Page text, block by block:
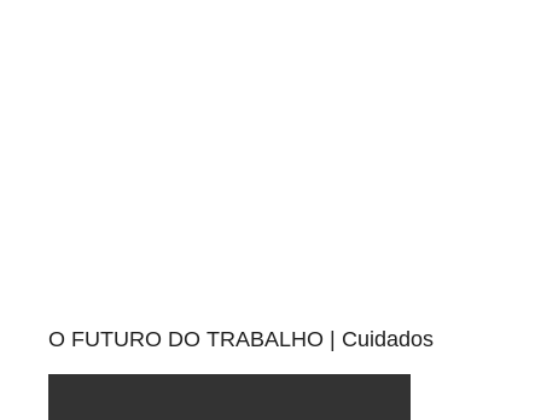
O FUTURO DO TRABALHO | Cuidados